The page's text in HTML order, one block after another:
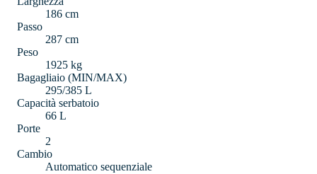
186 cm
Passo
287 cm
Peso
1925 kg
Bagagliaio (MIN/MAX)
295/385 L
Capacità serbatoio
66 L
Porte
2
Cambio
Automatico sequenziale